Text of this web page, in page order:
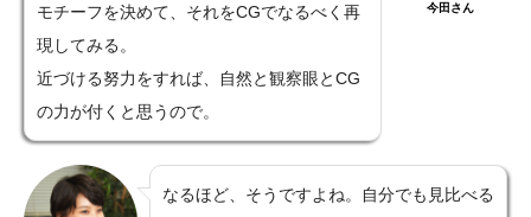
モチーフを決めて、それをCGでなるべく再
現してみる。
近づける努力をすれば、自然と観察眼とCG
の力が付くと思うので。
今田さん
なるほど、そうですよね。自分でも見比べる